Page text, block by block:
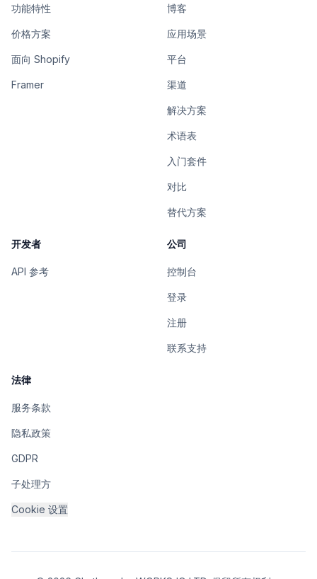
功能特性
价格方案
面向 Shopify
Framer
博客
应用场景
平台
渠道
解决方案
术语表
入门套件
对比
替代方案
开发者
API 参考
公司
控制台
登录
注册
联系支持
法律
服务条款
隐私政策
GDPR
子处理方
Cookie 设置